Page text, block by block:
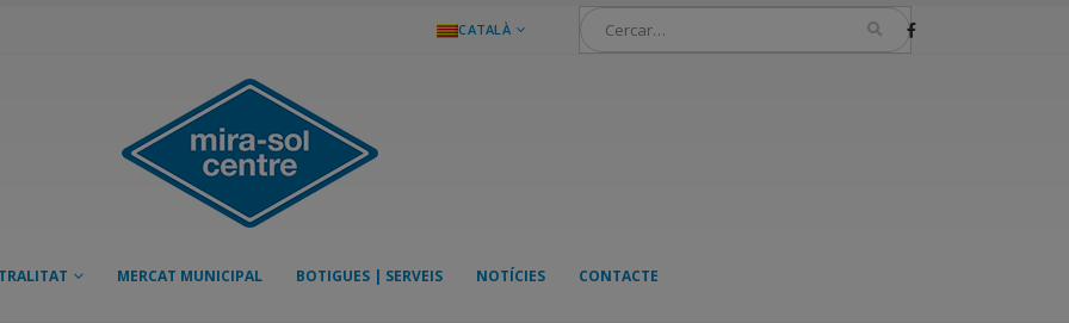
CATALÀ
MERCAT MUNICIPAL BOTIGUES | SERVEIS NOTÍCIES CONTACTE